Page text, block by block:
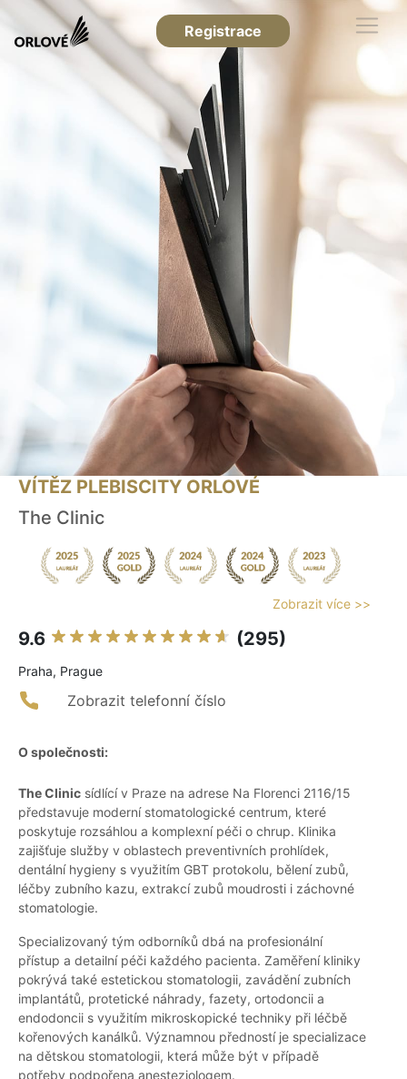
Registrace
VÍTĚZ PLEBISCITY ORLOVÉ
The Clinic
Zobrazit více >>
9.6 (295)
Praha, Prague
Zobrazit telefonní číslo
O společnosti:
The Clinic sídlící v Praze na adrese Na Florenci 2116/15
představuje moderní stomatologické centrum, které
poskytuje rozsáhlou a komplexní péči o chrup. Klinika
zajišťuje služby v oblastech preventivních prohlídek,
dentální hygieny s využitím GBT protokolu, bělení zubů,
léčby zubního kazu, extrakcí zubů moudrosti i záchovné
stomatologie.
Specializovaný tým odborníků dbá na profesionální
přístup a detailní péči každého pacienta. Zaměření kliniky
pokrývá také estetickou stomatologii, zavádění zubních
implantátů, protetické náhrady, fazety, ortodoncii a
endodoncii s využitím mikroskopické techniky při léčbě
kořenových kanálků. Významnou předností je specializace
na dětskou stomatologii, která může být v případě
potřeby podpořena anesteziologem.